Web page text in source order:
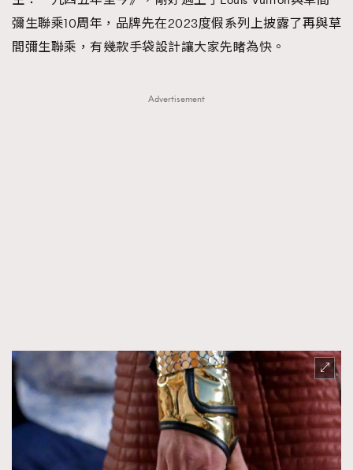
彌生聯乘10周年，品牌先在2023度假系列上披露了再與草
間彌生聯乘，有幾款手袋設計讓大家先睹為快。
Advertisement